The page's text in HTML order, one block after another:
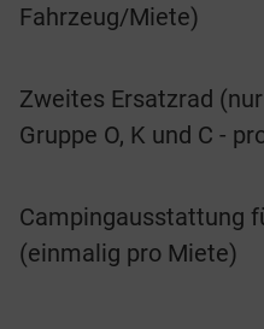
Fahrzeug/Miete)
Zweites Ersatzrad
Gruppe O, K und C -
Campingausstattung
(einmalig pro Miete)